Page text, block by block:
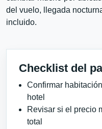
del vuelo, llegada
incluido.
Checklist del
Confirmar
hotel
Revisar si el precio
total